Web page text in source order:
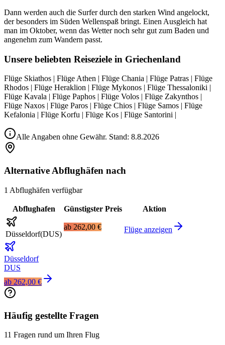
Dann werden auch die Surfer durch den starken Wind angelockt,
der besonders im Süden Wellenspaß bringt. Einen Ausgleich hat
man im Oktober, wenn das Wetter noch sehr gut zum Baden und
angenehm zum Wandern passt.
Unsere beliebten Reiseziele in Griechenland
Flüge Skiathos | Flüge Athen | Flüge Chania | Flüge Patras | Flüge
Rhodos | Flüge Heraklion | Flüge Mykonos | Flüge Thessaloniki |
Flüge Kavala | Flüge Paphos | Flüge Volos | Flüge Zakynthos |
Flüge Naxos | Flüge Paros | Flüge Chios | Flüge Samos | Flüge
Kefalonia | Flüge Korfu | Flüge Kos | Flüge Santorini |
Alle Angaben ohne Gewähr. Stand: 8.8.2026
Alternative Abflughäfen nach
1 Abflughäfen verfügbar
Abflughafen Günstigster Preis Aktion
Düsseldorf(DUS)
ab 262,00 € Flüge anzeigen
Düsseldorf
DUS
ab 262,00 €
Häufig gestellte Fragen
11 Fragen rund um Ihren Flug